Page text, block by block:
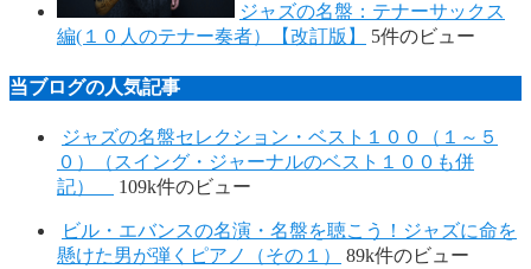
ジャズの名盤：テナーサックス
編(１０人のテナー奏者）【改訂版】
5件のビュー
当ブログの人気記事
ジャズの名盤セレクション・ベスト１００（１～５
０）（スイング・ジャーナルのベスト１００も併
記）
109k件のビュー
ビル・エバンスの名演・名盤を聴こう！ジャズに命を
懸けた男が弾くピアノ（その１）
89k件のビュー